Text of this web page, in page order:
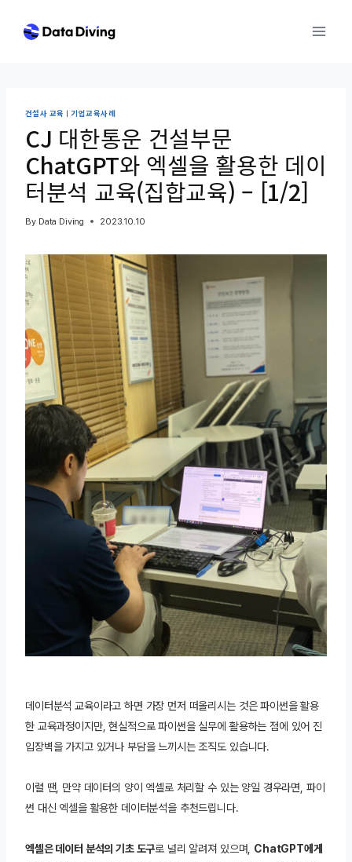
건설사 교육 |기업교육사례
CJ 대한통운 건설부문
ChatGPT와 엑셀을 활용한 데이
터분석 교육(집합교육) – [1/2]
By Data Diving 2023.10.10
데이터분석 교육이라고 하면 가장 먼저 떠올리시는 것은 파이썬을 활용
한 교육과정이지만, 현실적으로 파이썬을 실무에 활용하는 점에 있어 진
입장벽을 가지고 있거나 부담을 느끼시는 조직도 있습니다.
이럴 땐, 만약 데이터의 양이 엑셀로 처리할 수 있는 양일 경우라면, 파이
썬 대신 엑셀을 활용한 데이터분석을 추천드립니다.
엑셀은 데이터 분석의 기초 도구로 널리 알려져 있으며, ChatGPT에게